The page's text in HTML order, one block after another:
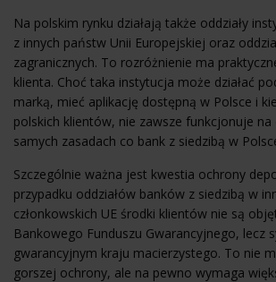
Na polskim rynku działają także oddziały
z innych państw Unii Europejskiej oraz
zagranicznych. To rozróżnienie ma
klienta. Choć taka instytucja może działać
marką, mieć aplikację dostępną w Polsce i
polskich klientów, nie zawsze funkcjonuje na
samych zasadach co bank z siedzibą w
Szczególnie ważna jest kwestia ochrony
przypadku oddziałów banków z siedzibą w
członkowskich UE środki klientów nie są
Bankowego Funduszu Gwarancyjnego, lecz
gwarancyjnym kraju macierzystego. To nie
gorszej ochrony, ale na pewno wymaga